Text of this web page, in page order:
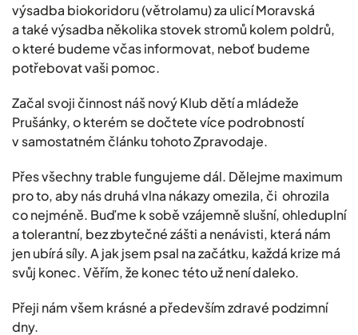
výsadba biokoridoru (větrolamu) za ulicí Moravská
a také výsadba několika stovek stromů kolem poldrů,
o které budeme včas informovat, neboť budeme
potřebovat vaši pomoc.
Začal svoji činnost náš nový Klub dětí a mládeže
Prušánky, o kterém se dočtete více podrobností
v samostatném článku tohoto Zpravodaje.
Přes všechny trable fungujeme dál. Dělejme maximum
pro to, aby nás druhá vlna nákazy omezila, či ohrozila
co nejméně. Buďme k sobě vzájemně slušní, ohleduplní
a tolerantní, bez zbytečné zášti a nenávisti, která nám
jen ubírá síly. A jak jsem psal na začátku, každá krize má
svůj konec. Věřím, že konec této už není daleko.
Přeji nám všem krásné a především zdravé podzimní
dny.